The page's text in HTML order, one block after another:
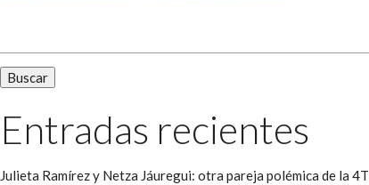
Entradas recientes
Julieta Ramírez y Netza Jáuregui: otra pareja polémica de la 4T